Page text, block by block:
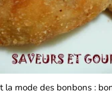
la mode des bonbons :